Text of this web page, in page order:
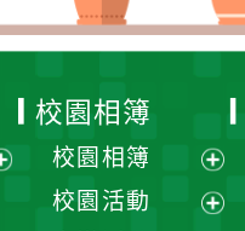
校園相簿
校園相簿
展
校園活動